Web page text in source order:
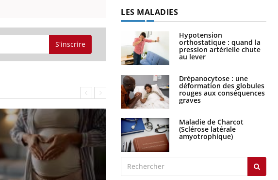
S'inscrire
LES MALADIES
Hypotension
orthostatique : quand la
pression artérielle chute
au lever
Drépanocytose : une
déformation des globules
rouges aux conséquences
graves
Maladie de Charcot
(Sclérose latérale
amyotrophique)